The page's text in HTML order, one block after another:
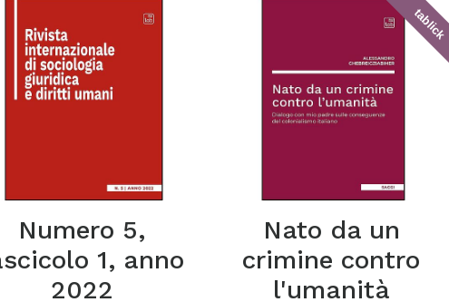
Numero 5,
1, anno
2022
tablick
Nato da un
crimine contro
l'umanità